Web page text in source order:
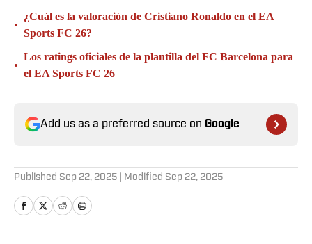
•
¿Cuál es la valoración de Cristiano Ronaldo en el EA
Sports FC 26?
•
Los ratings oficiales de la plantilla del FC Barcelona para
el EA Sports FC 26
Add us as a preferred source on Google
Published Sep 22, 2025 | Modified Sep 22, 2025